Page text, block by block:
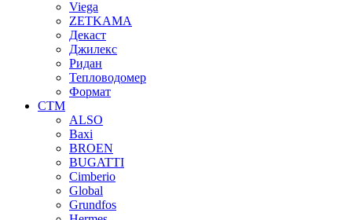
Viega
ZETKAMA
Декаст
Джилекс
Ридан
Тепловодомер
Формат
СТМ
ALSO
Baxi
BROEN
BUGATTI
Cimberio
Global
Grundfos